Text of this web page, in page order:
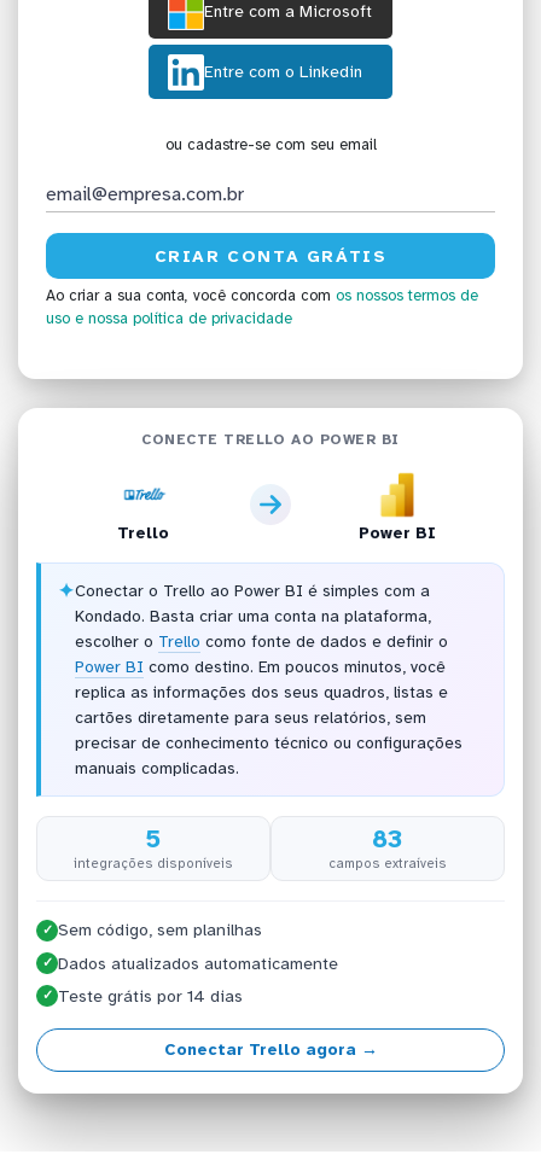
Entre com a Microsoft
Entre com o Linkedin
ou cadastre-se com seu email
Ao criar a sua conta, você concorda com os nossos termos de
uso e nossa política de privacidade
CONECTE TRELLO AO POWER BI
Trello Power BI
✦Conectar o Trello ao Power BI é simples com a
Kondado. Basta criar uma conta na plataforma,
escolher o Trello como fonte de dados e definir o
Power BI como destino. Em poucos minutos, você
replica as informações dos seus quadros, listas e
cartões diretamente para seus relatórios, sem
precisar de conhecimento técnico ou configurações
manuais complicadas.
5
integrações disponíveis
83
campos extraíveis
✓ Sem código, sem planilhas
✓ Dados atualizados automaticamente
✓ Teste grátis por 14 dias
Conectar Trello agora →